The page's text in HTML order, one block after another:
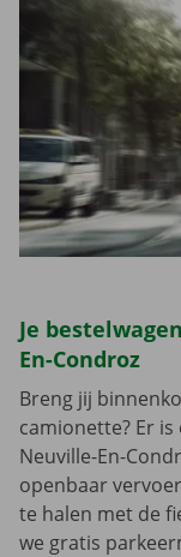
Je
En-Condroz
Breng jij
camionette? Er
Neuville-En-
openbaar
te halen met de
we gratis